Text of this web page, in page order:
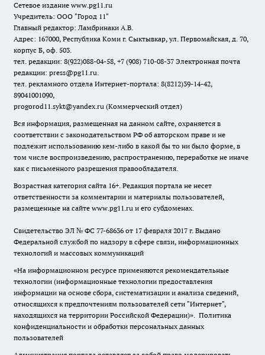
Сетевое издание www.pg11.ru
Учредитель: ООО "Город 11"
Главный редактор: Ламбринаки А.В.
Адрес: 167000, Республика Коми г. Сыктывкар, ул. Первомайская, д. 70,
корпус Б, оф. 503.
тел. редакции: 8(922)088-04-58, +7 (908) 710-08-37 Электронная почта
редакции: press@pg11.ru.
тел. рекламного отдела Интернет-портала: 8(8212)39-14-42,
89041001090,
progorod11.sykt@yandex.ru (Коммерческий отдел)
Вся информация, размещенная на данном сайте, охраняется в
соответствии с законодательством РФ об авторском праве и не
подлежит использованию кем-либо в какой бы то ни было форме, в
том числе воспроизведению, распространению, переработке не иначе
как с письменного разрешения правообладателя.
Возрастная категория сайта 16+. Редакция портала не несет
ответственности за комментарии и материалы пользователей,
размещенные на сайте www.pg11.ru и его субдоменах.
Свидетельство ЭЛ № ФС 77-68636 от 17 февраля 2017 г. Выдано
Федеральной службой по надзору в сфере связи, информационных
технологий и массовых коммуникаций
«На информационном ресурсе применяются рекомендательные
технологии (информационные технологии предоставления
информации на основе сбора, систематизации и анализа сведений,
относящихся к предпочтениям пользователей сети "Интернет",
находящихся на территории Российской Федерации)». Политика
конфиденциальности и обработки персональных данных
пользователей